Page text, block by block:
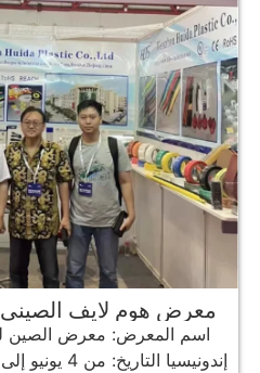
معرض هوم لايف الصيني 2024 في إندونيسيا